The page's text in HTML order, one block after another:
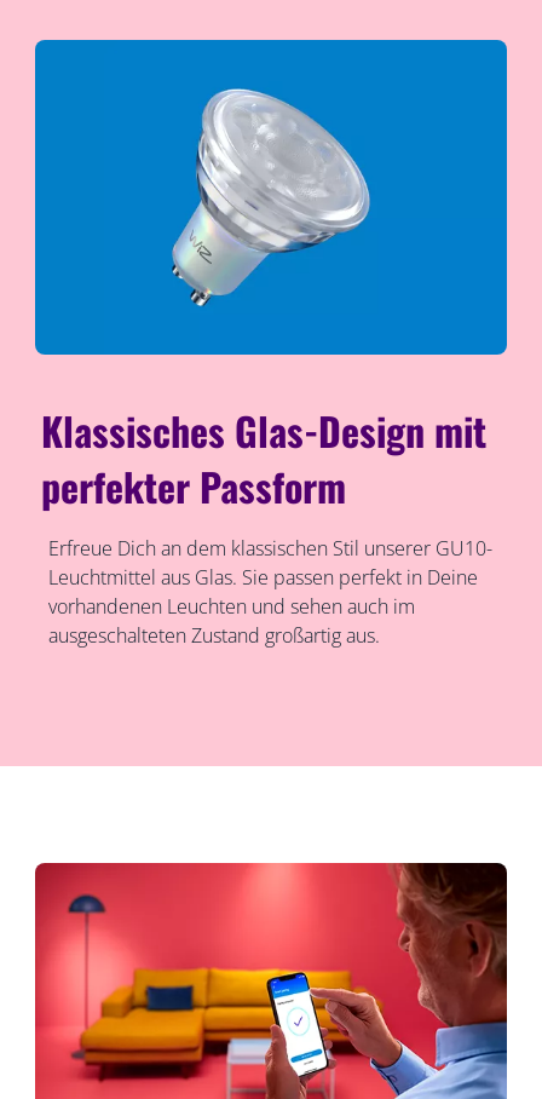
Klassisches Glas-Design mit
perfekter Passform
Erfreue Dich an dem klassischen Stil unserer GU10-
Leuchtmittel aus Glas. Sie passen perfekt in Deine
vorhandenen Leuchten und sehen auch im
ausgeschalteten Zustand großartig aus.